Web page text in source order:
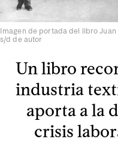
Imagen de portada del libro
s/d de autor
Un libro
industria
aporta a la
crisis